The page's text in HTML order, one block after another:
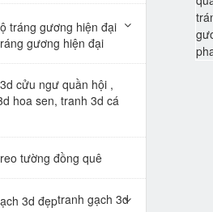
gương hiện đại
cửu ngư quần hội ,
hoa sen, tranh 3d cá
tường đồng quê
tranh gạch 3d